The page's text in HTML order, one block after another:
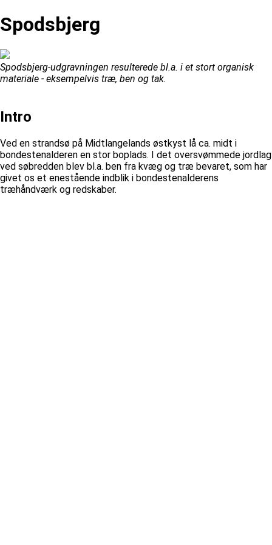
Spodsbjerg
Spodsbjerg-udgravningen resulterede bl.a. i et stort organisk
materiale - eksempelvis træ, ben og tak.
Intro
Ved en strandsø på Midtlangelands østkyst lå ca. midt i
bondestenalderen en stor boplads. I det oversvømmede jordlag
ved søbredden blev bl.a. ben fra kvæg og træ bevaret, som har
givet os et enestående indblik i bondestenalderens
træhåndværk og redskaber.